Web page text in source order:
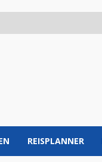
REISPLANNER